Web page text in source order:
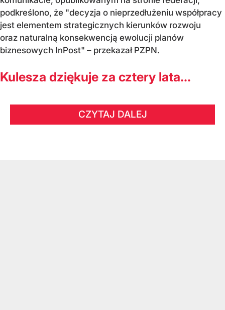
podkreślono, że "decyzja o nieprzedłużeniu współpracy
jest elementem strategicznych kierunków rozwoju
oraz naturalną konsekwencją ewolucji planów
biznesowych InPost" – przekazał PZPN.
Kulesza dziękuje za cztery lata...
CZYTAJ DALEJ